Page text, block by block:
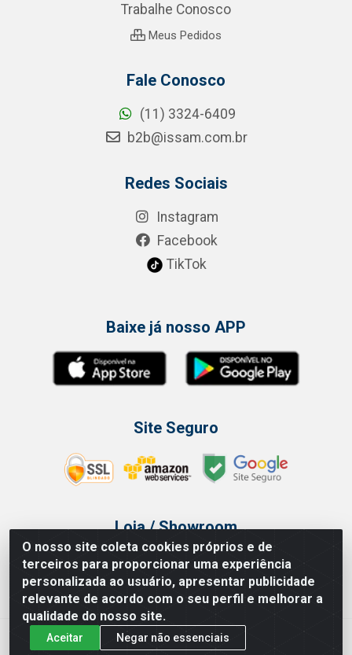
O nosso site coleta cookies próprios e de
terceiros para proporcionar uma experiência
personalizada ao usuário, apresentar publicidade
relevante de acordo com o seu perfil e melhorar a
qualidade do nosso site.
Aceitar Negar não essenciais
Trabalhe Conosco
Meus Pedidos
Fale Conosco
(11) 3324-6409
b2b@issam.com.br
Redes Sociais
Instagram
Facebook
TikTok
Baixe já nosso APP
Site Seguro
Loja / Showroom
Tel.: (11) 3314 6400
Av Vautier, 468 - Pari - São Paulo/SP
Issam Importação e Exportação LTDA - Av. Vautier, 468 - Pari, São